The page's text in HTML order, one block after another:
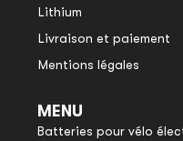
Lithium
Livraison et paiement
Mentions légales
MENU
Batteries pour vélo